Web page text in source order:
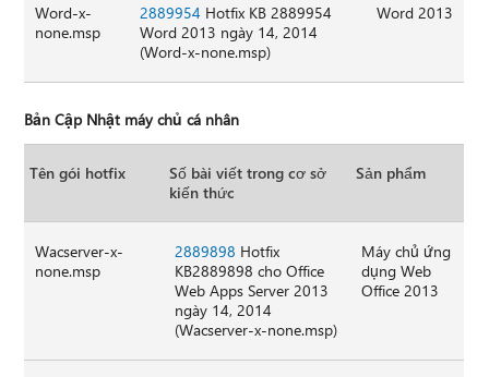
Word-x-
none.msp
2889954 Hotfix KB 2889954
Word 2013 ngày 14, 2014
(Word-x-none.msp)
Word 2013
Bản Cập Nhật máy chủ cá nhân
Tên gói hotfix
Số bài viết trong cơ sở
kiến thức
Sản phẩm
Wacserver-x-
none.msp
2889898 Hotfix
KB2889898 cho Office
Web Apps Server 2013
ngày 14, 2014
(Wacserver-x-none.msp)
Máy chủ ứng
dụng Web
Office 2013